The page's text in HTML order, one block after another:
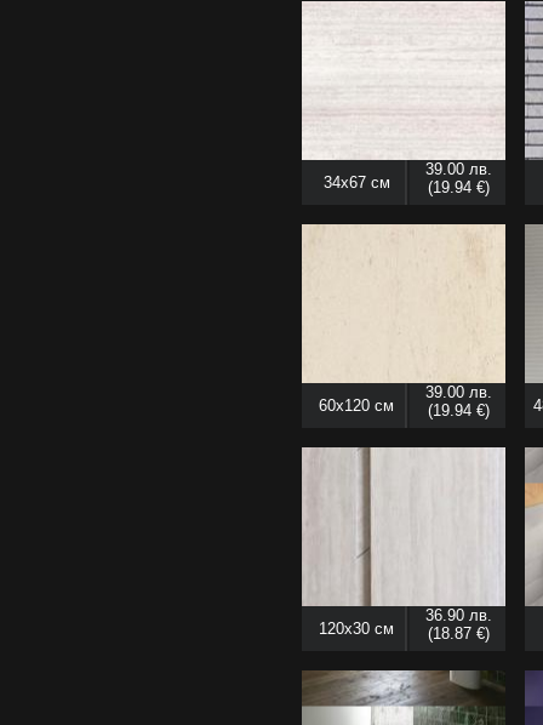
34x67 см
39.00 лв.
(19.94 €)
60x120 см
39.00 лв.
(19.94 €)
120x30 см
36.90 лв.
(18.87 €)